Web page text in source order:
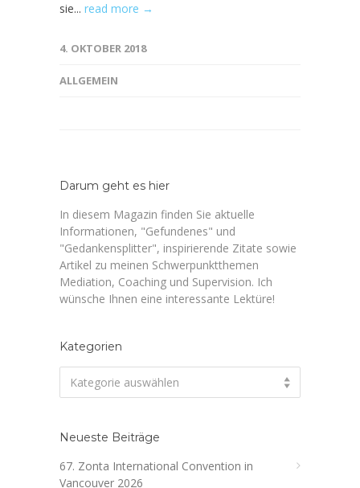
sie... read more →
4. OKTOBER 2018
ALLGEMEIN
Darum geht es hier
In diesem Magazin finden Sie aktuelle
Informationen, "Gefundenes" und
"Gedankensplitter", inspirierende Zitate sowie
Artikel zu meinen Schwerpunktthemen
Mediation, Coaching und Supervision. Ich
wünsche Ihnen eine interessante Lektüre!
Kategorien
Kategorie auswählen
Neueste Beiträge
67. Zonta International Convention in
Vancouver 2026